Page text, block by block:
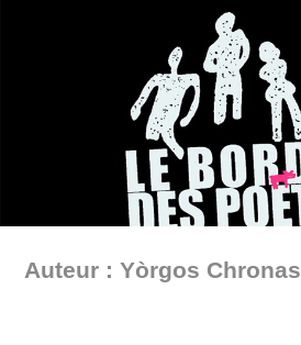
Auteur : Yòrgos Chronas